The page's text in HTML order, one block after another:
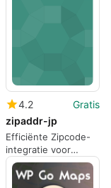
4.2
Gratis
zipaddr-jp
Efficiënte Zipcode-
integratie voor
WordPress